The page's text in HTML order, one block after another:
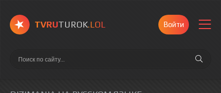
TVRUTUROK.LOL Войти